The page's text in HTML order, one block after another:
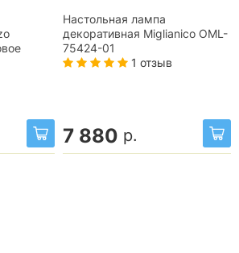
Настольная лампа
декоративная Miglianico OML-
75424-01
1 отзыв
7 880 р.